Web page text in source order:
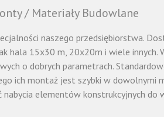
/ Materiały Budowlane
naszego przedsiębiorstwa.
hala 15x30 m, 20x20m i wiele innych.
o dobrych parametrach.
ich montaż jest szybki w dowolnymi
elementów konstrukcyjnych do